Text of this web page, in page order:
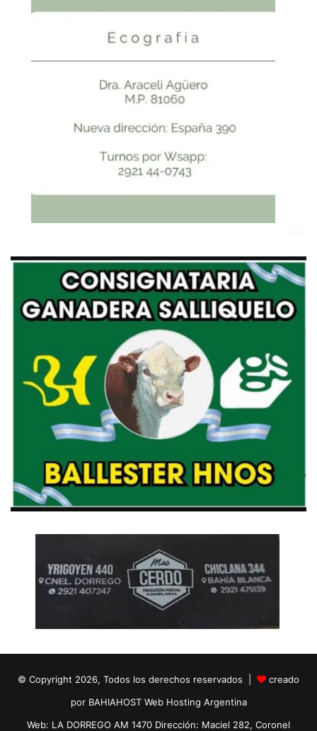
© Copyright 2026, Todos los derechos reservados |
creado
por BAHIAHOST Web Hosting Argentina
Web: LA DORREGO AM 1470 Dirección: Maciel 282, Coronel